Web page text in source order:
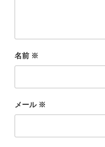
名前 ※
メール ※